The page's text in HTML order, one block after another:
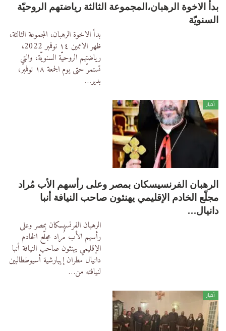
بدأ الاخوة الرهبان،المجموعة الثالثة رياضتهم الروحيّة
السنويّة
بدأ الاخوة الرهبان، المجموعة الثالثة،
ظهر الاثنين ١٤ نوفمبر 2022،
رياضتهم الروحيّة السنويّة، والتي
تستمرّ حتى يوم الجمعة ١٨ نوفمبر،
بدير…
أخبار
الرهبان الفرنسيسكان بمصر وعلى رأسهم الأب مُراد
مجلّع الخادم الإقليمي يهنئون صاحب النيافة أنبا
دانيال…
الرهبان الفرنسيسكان بمصر وعلى
رأسهم الأب مُراد مجلّع الخادم
الإقليمي يهنئون صاحب النيافة أنبا
دانيال مطران إيبارشية أسيوططالبين
لنيافته من…
أخبار